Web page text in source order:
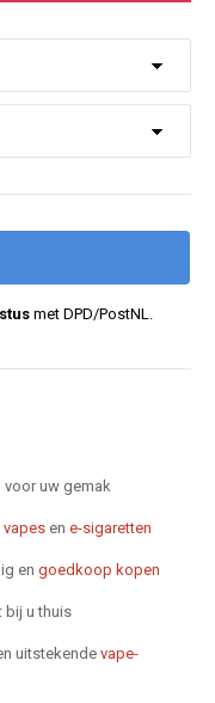
met DPD/PostNL.
voor uw gemak
en e-sigaretten
en goedkoop kopen
bij u thuis
uitstekende vape-